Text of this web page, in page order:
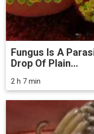
Fungus Is A
Drop Of Plain...
2 h 7 min